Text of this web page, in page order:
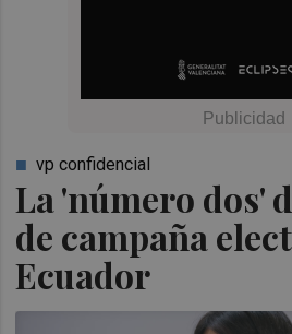
La 'número dos'
de campaña
Ecuador
vp confidencial